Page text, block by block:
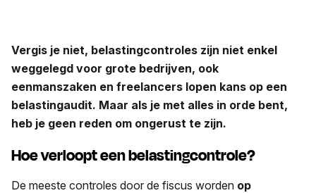
Vergis je niet, belastingcontroles zijn niet enkel
weggelegd voor grote bedrijven, ook
eenmanszaken en freelancers lopen kans op een
belastingaudit. Maar als je met alles in orde bent,
heb je geen reden om ongerust te zijn.
Hoe verloopt een belastingcontrole?
De meeste controles door de fiscus worden op